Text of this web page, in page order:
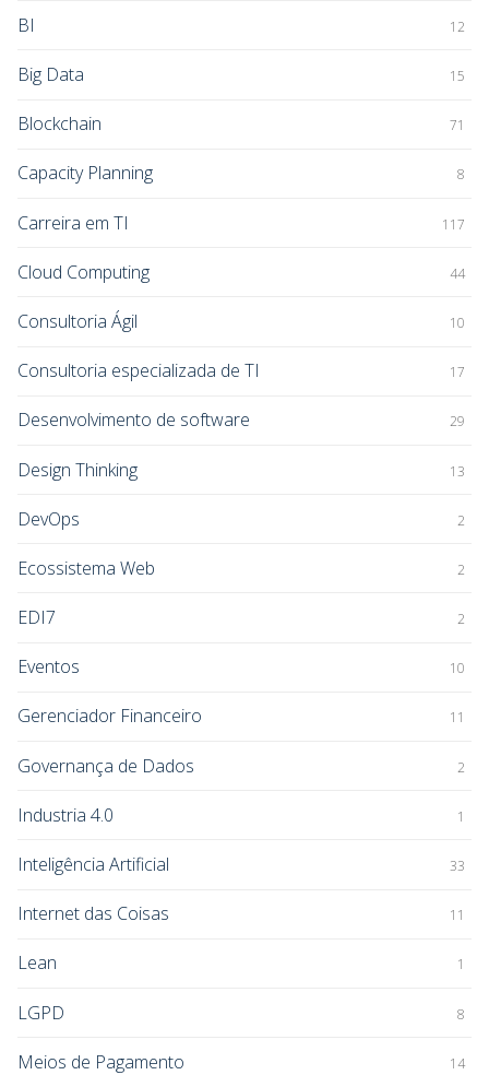
BI 12
Big Data 15
Blockchain 71
Capacity Planning 8
Carreira em TI 117
Cloud Computing 44
Consultoria Ágil 10
Consultoria especializada de TI 17
Desenvolvimento de software 29
Design Thinking 13
DevOps 2
Ecossistema Web 2
EDI7 2
Eventos 10
Gerenciador Financeiro 11
Governança de Dados 2
Industria 4.0 1
Inteligência Artificial 33
Internet das Coisas 11
Lean 1
LGPD 8
Meios de Pagamento 14